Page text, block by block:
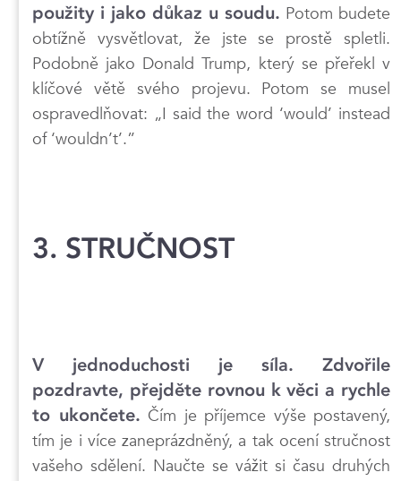
použity i jako důkaz u soudu. Potom budete
obtížně vysvětlovat, že jste se prostě spletli.
Podobně jako Donald Trump, který se přeřekl v
klíčové větě svého projevu. Potom se musel
ospravedlňovat: „I said the word ‘would’ instead
of ‘wouldn’t’.”
3. STRUČNOST
V jednoduchosti je síla. Zdvořile
pozdravte, přejděte rovnou k věci a rychle
to ukončete. Čím je příjemce výše postavený,
tím je i více zaneprázdněný, a tak ocení stručnost
vašeho sdělení. Naučte se vážit si času druhých